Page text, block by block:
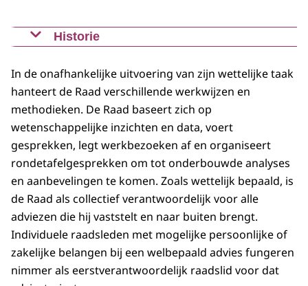
Historie
trad op 1 januari 2015 in werking na een
samenvoeging van deRaad voor Maatschappelijke
Ontwikkeling (RMO) en de Raad voor de
Volksgezondheid en Zorg (RVZ).
In de onafhankelijke uitvoering van zijn wettelijke taak
hanteert de Raad verschillende werkwijzen en
methodieken. De Raad baseert zich op
wetenschappelijke inzichten en data, voert
gesprekken, legt werkbezoeken af en organiseert
rondetafelgesprekken om tot onderbouwde analyses
en aanbevelingen te komen. Zoals wettelijk bepaald, is
de Raad als collectief verantwoordelijk voor alle
adviezen die hij vaststelt en naar buiten brengt.
Individuele raadsleden met mogelijke persoonlijke of
zakelijke belangen bij een welbepaald advies fungeren
nimmer als eerstverantwoordelijk raadslid voor dat